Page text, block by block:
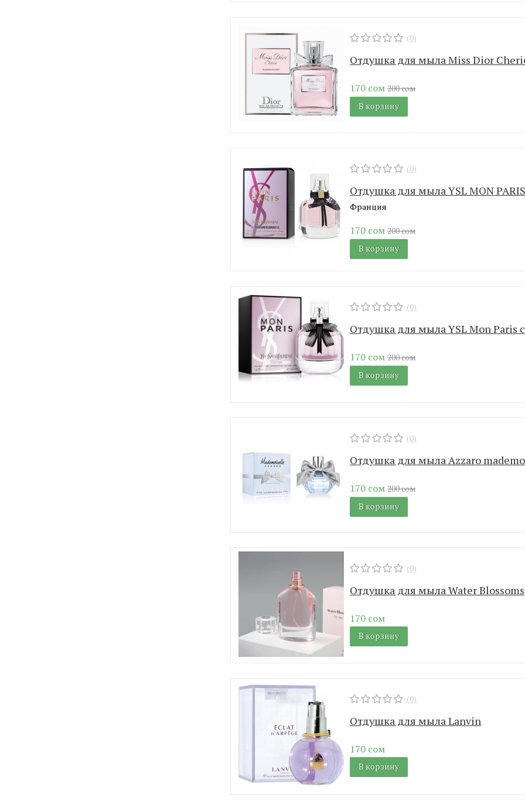
(0)
Отдушка для мыла Miss Dior
170 сом200 сом
В корзину
(0)
Отдушка для мыла YSL MON
Франция
170 сом200 сом
В корзину
(0)
Отдушка для мыла YSL Mon Paris
170 сом200 сом
В корзину
(0)
Отдушка для мыла Аzzaro
170 сом200 сом
В корзину
(0)
Отдушка для мыла Water Blossoms
170 сом
В корзину
(0)
Отдушка для мыла Lanvin
170 сом
В корзину